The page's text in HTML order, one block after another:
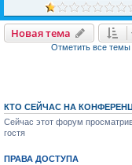
Новая тема
Отметить все темы
КТО СЕЙЧАС НА
Сейчас этот форум
гостя
ПРАВА ДОСТУПА